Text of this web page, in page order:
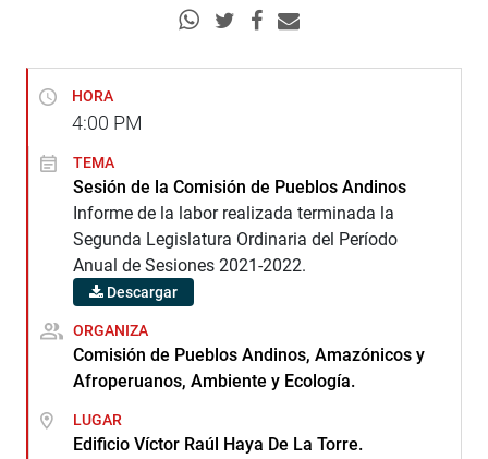
HORA
4:00 PM
TEMA
Sesión de la Comisión de Pueblos Andinos
Informe de la labor realizada terminada la
Segunda Legislatura Ordinaria del Período
Anual de Sesiones 2021-2022.
Descargar
ORGANIZA
Comisión de Pueblos Andinos, Amazónicos y
Afroperuanos, Ambiente y Ecología.
LUGAR
Edificio Víctor Raúl Haya De La Torre.